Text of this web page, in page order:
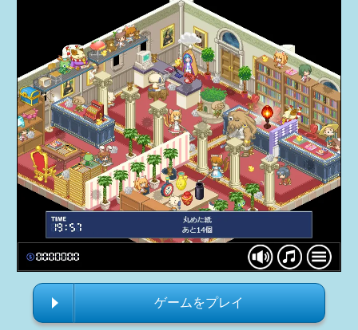
ゲームをプレイ